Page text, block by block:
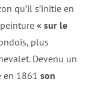
qu’il s’initie en
« sur le
plus
Devenu un
en 1861 son